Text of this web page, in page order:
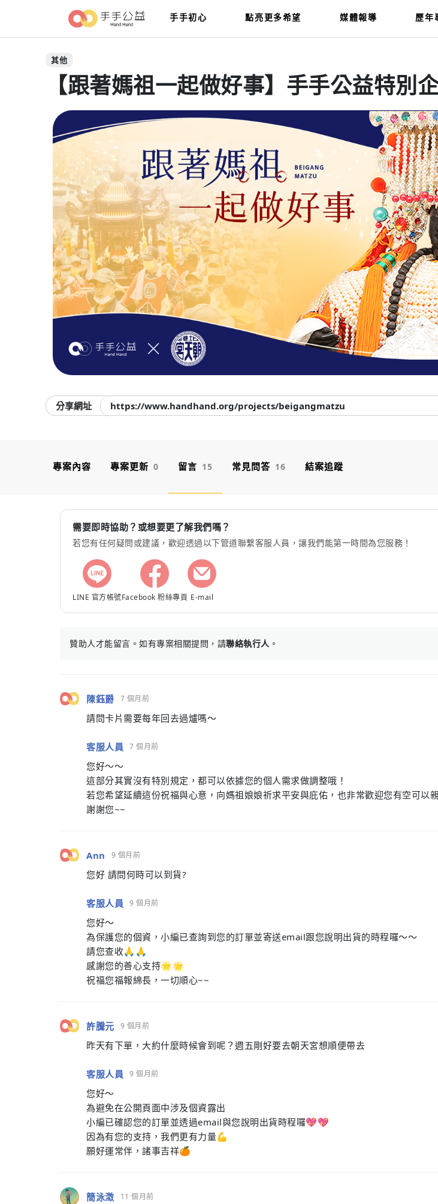
手手初心 點亮更多希望 媒體報導 歷年
其他
【跟著媽祖一起做好事】手手公益特別
分享網址 https://www.handhand.org/projects/beigangmatzu
專案內容 專案更新 0 留言 15 常見問答 16 結案追蹤
需要即時協助？或想要更了解我們嗎？
若您有任何疑問或建議，歡迎透過以下管道聯繫客服人員，讓我們能第一時間為您服務！
LINE 官方帳號Facebook 粉絲專頁 E-mail
贊助人才能留言。如有專案相關提問，請聯絡執行人 。
陳鈺爵 7 個月前
請問卡片需要每年回去過爐嗎～
客服人員 7 個月前
您好～～
這部分其實沒有特別規定，都可以依據您的個人需求做調整哦！
若您希望延續這份祝福與心意，向媽祖娘娘祈求平安與庇佑，也非常歡迎您有空可
謝謝您~~
Ann 9 個月前
您好 請問何時可以到貨?
客服人員 9 個月前
您好～
為保護您的個資，小編已查詢到您的訂單並寄送email跟您說明出貨的時程囉～～
請您查收🙏🙏
感謝您的善心支持🌟🌟
祝福您福報綿長，一切順心~~
許騰元 9 個月前
昨天有下單，大約什麼時候會到呢？週五剛好要去朝天宮想順便帶去
客服人員 9 個月前
您好～
為避免在公開頁面中涉及個資露出
小編已確認您的訂單並透過email與您說明出貨時程囉💖💖
因為有您的支持，我們更有力量💪
願好運常伴，諸事吉祥🍊
簡泳澂 11 個月前